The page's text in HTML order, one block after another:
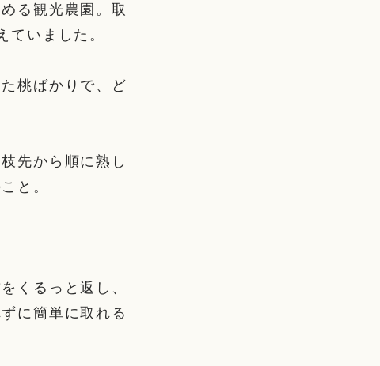
る観光農園。取
いました。
桃ばかりで、ど
先から順に熟し
と。
くるっと返し、
に簡単に取れる